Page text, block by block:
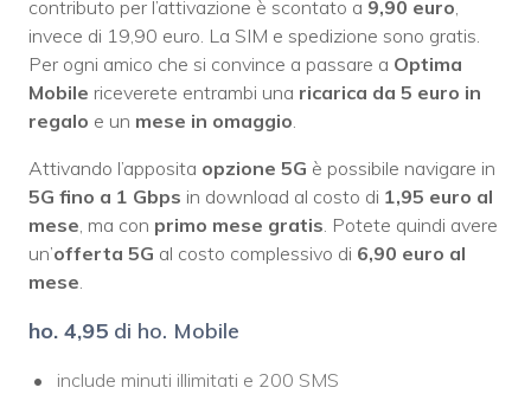
contributo per l’attivazione è scontato a 9,90 euro
invece di 19,90 euro. La SIM e spedizione sono gratis.
Per ogni amico che si convince a passare a Optima
Mobile riceverete entrambi una ricarica da 5 euro in
regalo e un mese in omaggio
Attivando l’apposita opzione 5G è possibile navigare in
5G fino a 1 Gbps in download al costo di 1,95 euro al
mese , ma con primo mese gratis . Potete quindi avere
un’offerta 5G al costo complessivo di 6,90 euro al
mese
ho. 4,95 di ho. Mobile
include minuti illimitati e 200 SMS